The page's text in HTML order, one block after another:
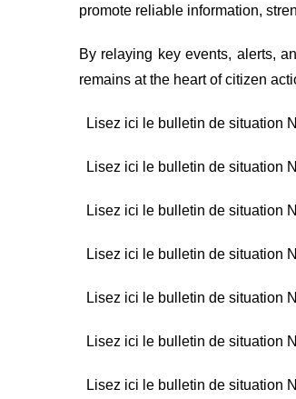
promote reliable information,
By relaying key events, alerts,
remains at the heart of citizen
Lisez ici le bulletin de situation
Lisez ici le bulletin de situation
Lisez ici le bulletin de situation
Lisez ici le bulletin de situation
Lisez ici le bulletin de situation
Lisez ici le bulletin de situation
Lisez ici le bulletin de situation